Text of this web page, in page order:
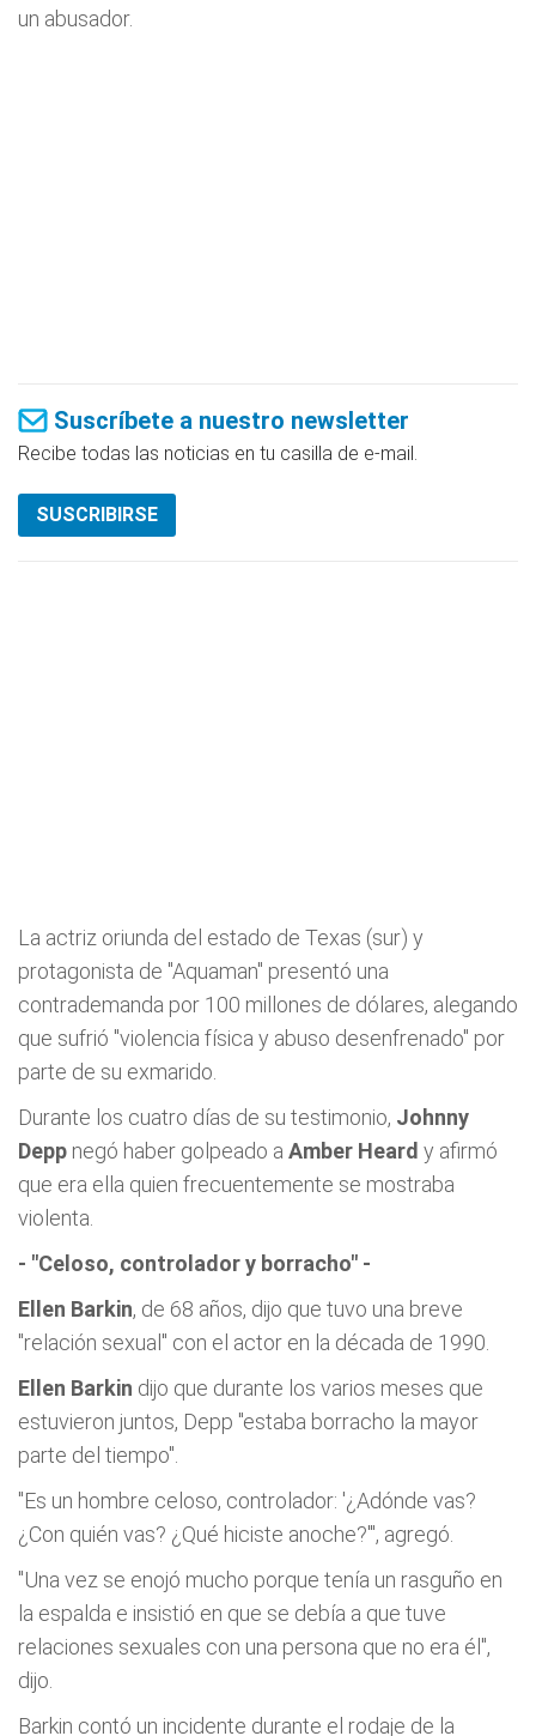
un abusador.
Suscríbete a nuestro newsletter
Recibe todas las noticias en tu casilla de e-mail.
SUSCRIBIRSE
La actriz oriunda del estado de Texas (sur) y
protagonista de "Aquaman" presentó una
contrademanda por 100 millones de dólares, alegando
que sufrió "violencia física y abuso desenfrenado" por
parte de su exmarido.
Durante los cuatro días de su testimonio, Johnny
Depp negó haber golpeado a Amber Heard y afirmó
que era ella quien frecuentemente se mostraba
violenta.
- "Celoso, controlador y borracho" -
Ellen Barkin, de 68 años, dijo que tuvo una breve
"relación sexual" con el actor en la década de 1990.
Ellen Barkin dijo que durante los varios meses que
estuvieron juntos, Depp "estaba borracho la mayor
parte del tiempo".
"Es un hombre celoso, controlador: '¿Adónde vas?
¿Con quién vas? ¿Qué hiciste anoche?'", agregó.
"Una vez se enojó mucho porque tenía un rasguño en
la espalda e insistió en que se debía a que tuve
relaciones sexuales con una persona que no era él",
dijo.
Barkin contó un incidente durante el rodaje de la